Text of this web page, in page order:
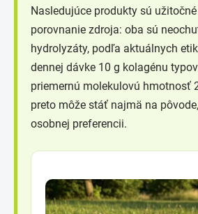
Nasledujúce produkty sú
porovnanie zdroja: oba sú
hydrolyzáty, podľa aktuálnych
dennej dávke 10 g kolagénu
priemernú molekulovú hmotnosť
preto môže stáť najmä na
osobnej preferencii.